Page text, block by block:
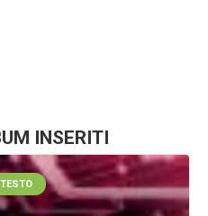
INSERITI